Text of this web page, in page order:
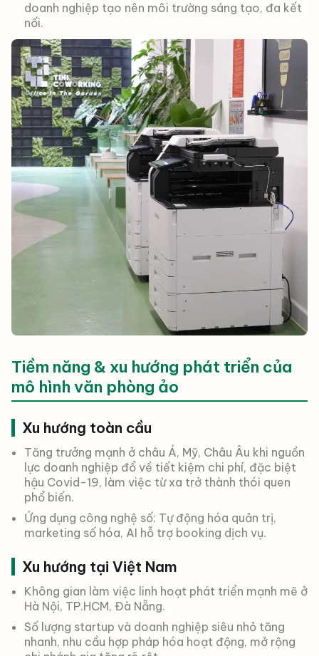
doanh nghiệp tạo nên môi trường sáng tạo, đa kết
nối.
Tiềm năng & xu hướng phát triển của
mô hình văn phòng ảo
Xu hướng toàn cầu
Tăng trưởng mạnh ở châu Á, Mỹ, Châu Âu khi nguồn
lực doanh nghiệp đổ về tiết kiệm chi phí, đặc biệt
hậu Covid-19, làm việc từ xa trở thành thói quen
phổ biến.
Ứng dụng công nghệ số: Tự động hóa quản trị,
marketing số hóa, AI hỗ trợ booking dịch vụ.
Xu hướng tại Việt Nam
Không gian làm việc linh hoạt phát triển mạnh mẽ ở
Hà Nội, TP.HCM, Đà Nẵng.
Số lượng startup và doanh nghiệp siêu nhỏ tăng
nhanh, nhu cầu hợp pháp hóa hoạt động, mở rộng